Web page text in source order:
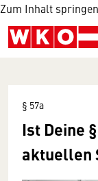
Zum Inhalt springen
§ 57a
Ist Deine
aktuellen